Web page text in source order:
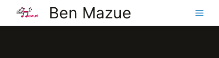
contenu
Ben Mazue